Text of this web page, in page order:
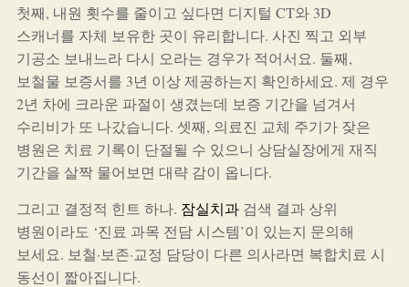
첫째, 내원 횟수를 줄이고 싶다면 디지털 CT와 3D
스캐너를 자체 보유한 곳이 유리합니다. 사진 찍고 외부
기공소 보내느라 다시 오라는 경우가 적어서요. 둘째,
보철물 보증서를 3년 이상 제공하는지 확인하세요. 제 경우
2년 차에 크라운 파절이 생겼는데 보증 기간을 넘겨서
수리비가 또 나갔습니다. 셋째, 의료진 교체 주기가 잦은
병원은 치료 기록이 단절될 수 있으니 상담실장에게 재직
기간을 살짝 물어보면 대략 감이 옵니다.
그리고 결정적 힌트 하나. 잠실치과검색 결과 상위
병원이라도 ‘진료 과목 전담 시스템’이 있는지 문의해
보세요. 보철·보존·교정 담당이 다른 의사라면 복합치료 시
동선이 짧아집니다.